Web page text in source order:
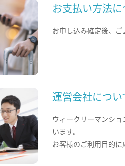
お支払い方法に
お申し込み確定後、ご
運営会社につい
ウィークリーマンシ
います。
お客様のご利用目的に